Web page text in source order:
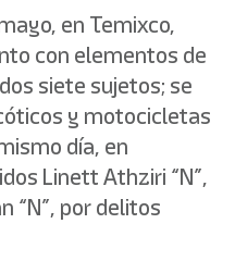
en Temixco,
con elementos de
siete sujetos; se
y motocicletas
día, en
Linett Athziri “N”,
“N”, por delitos